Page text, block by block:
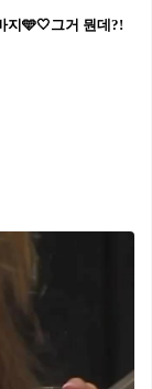
지🩵🤍그거 뭔데?!